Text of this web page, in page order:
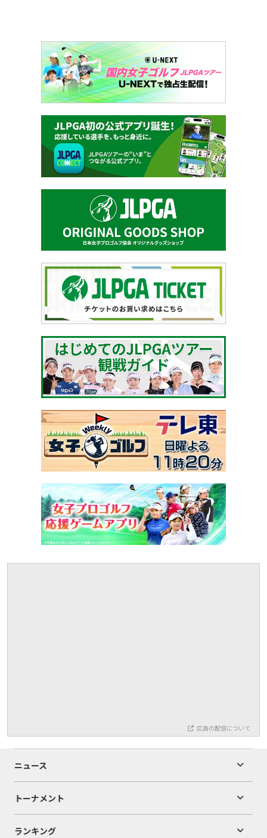
広告の配信について
ニュース
トーナメント
ランキング